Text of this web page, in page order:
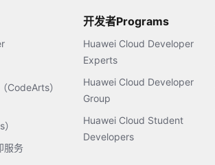
CodeArts）
服务
开发者Programs
Huawei Cloud Developer
Experts
Huawei Cloud Developer
Group
Huawei Cloud Student
Developers